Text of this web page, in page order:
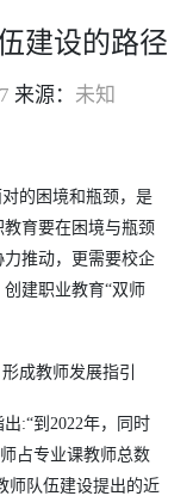
建设的路径
来源： 未知
的困境和瓶颈，是
育要在困境与瓶颈
推动，更需要校企
建职业教育“双师
成教师发展指引
:“到2022年，同时
占专业课教师总数
师队伍建设提出的近